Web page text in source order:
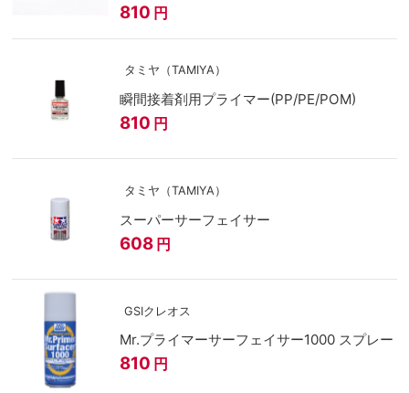
810 円
タミヤ（TAMIYA）
瞬間接着剤用プライマー(PP/PE/POM)
810 円
タミヤ（TAMIYA）
スーパーサーフェイサー
608 円
GSIクレオス
Mr.プライマーサーフェイサー1000 スプレー
810 円